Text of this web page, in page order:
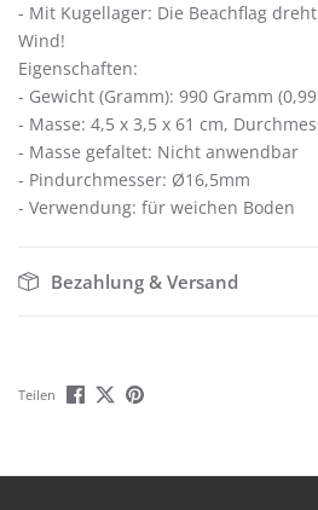
- Mit Kugellager: Die Beachflag
Wind!
Eigenschaften:
- Gewicht (Gramm): 990 Gramm
- Masse: 4,5 x 3,5 x 61 cm,
- Masse gefaltet: Nicht anwendbar
- Pindurchmesser: Ø16,5mm
- Verwendung: für weichen Boden
Bezahlung & Versand
Teilen